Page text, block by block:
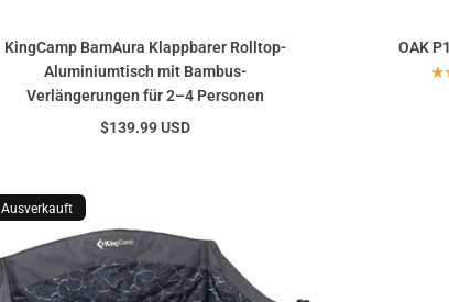
KingCamp BamAura Klappbarer Rolltop-
Aluminiumtisch mit Bambus-
Verlängerungen für 2–4 Personen
$139.99 USD
OAK
Ausverkauft